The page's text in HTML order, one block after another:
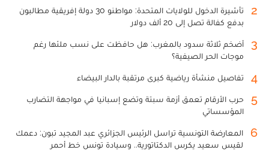
2
تأشيرة الدخول للولايات المتحدة: مواطنو 30 دولة إفريقية مطالبون
بدفع كفالة تصل إلى 20 ألف دولار
3
أضخم ثلاثة سدود بالمغرب: هل حافظت على نسب ملئها رغم
موجات الحر الصيفية؟
4 تفاصيل منشأة رياضية كبرى مرتقبة بالدار البيضاء
5
حرب الأرقام تعمق أزمة سبتة وتضع إسبانيا في مواجهة التضارب
المؤسساتي
6
المعارضة التونسية تراسل الرئيس الجزائري عبد المجيد تبون: دعمك
لقيس سعيد يكرس الدكتاتورية.. وسيادة تونس خط أحمر